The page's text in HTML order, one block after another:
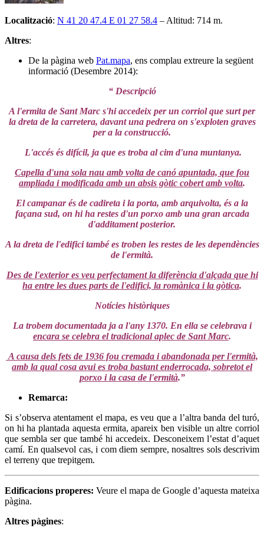
Localització: N 41 20 47.4 E 01 27 58.4 – Altitud: 714 m.
Altres:
De la pàgina web Pat.mapa, ens complau extreure la següent
informació (Desembre 2014):
“ Descripció
A l'ermita de Sant Marc s'hi accedeix per un corriol que surt per
la dreta de la carretera, davant una pedrera on s'exploten graves
per a la construcció.
L'accés és difícil, ja que es troba al cim d'una muntanya.
Capella d'una sola nau amb volta de canó apuntada, que fou
ampliada i modificada amb un absis gòtic cobert amb volta.
El campanar és de cadireta i la porta, amb arquivolta, és a la
façana sud, on hi ha restes d'un porxo amb una gran arcada
d'additament posterior.
A la dreta de l'edifici també es troben les restes de les dependències
de l'ermità.
Des de l'exterior es veu perfectament la diferència d'alçada que hi
ha entre les dues parts de l'edifici, la romànica i la gòtica.
Notícies històriques
La trobem documentada ja a l'any 1370. En ella se celebrava i
encara se celebra el tradicional aplec de Sant Marc.
A causa dels fets de 1936 fou cremada i abandonada per l'ermità,
amb la qual cosa avui es troba bastant enderrocada, sobretot el
porxo i la casa de l'ermità.”
Remarca:
Si s’observa atentament el mapa, es veu que a l’altra banda del turó,
on hi ha plantada aquesta ermita, apareix ben visible un altre corriol
que sembla ser que també hi accedeix. Desconeixem l’estat d’aquet
camí. En qualsevol cas, i com diem sempre, nosaltres sols descrivim
el terreny que trepitgem.
Edificacions properes: Veure el mapa de Google d’aquesta mateixa
pàgina.
Altres pàgines: